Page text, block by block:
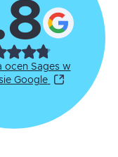
ocen Sages w
Google